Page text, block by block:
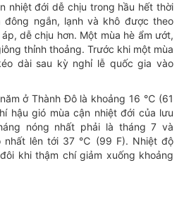
nhiệt đới dễ chịu trong hầu hết thời
đông ngắn, lạnh và khô được theo
dễ chịu hơn. Một mùa hè ẩm ướt,
thỉnh thoảng. Trước khi một mùa
dài sau kỳ nghỉ lễ quốc gia vào
ở Thành Đô là khoảng 16 ℃ (61
hậu gió mùa cận nhiệt đới của lưu
nóng nhất phải là tháng 7 và
nhất lên tới 37 ℃ (99 F). Nhiệt độ
khi thậm chí giảm xuống khoảng